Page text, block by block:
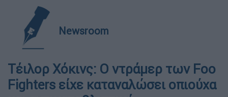
Newsroom
Τέιλορ Χόκινς: Ο ντράμερ των Foo
Fighters είχε καταναλώσει οπιούχα